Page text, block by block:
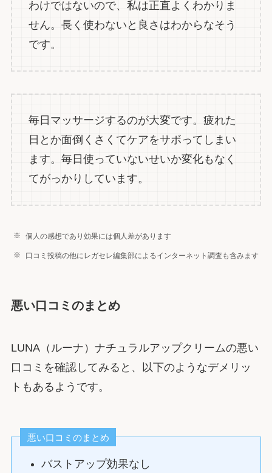
わけではないので、私は正直よくわかりま
せん。長く使わないと良さはわからなそう
です。
毎日マッサージするのが大変です。疲れた
日とか面倒くさくてケアをサボってしまい
ます。毎日使っていないせいか変化もなく
てがっかりしています。
個人の感想であり効果には個人差があります
口コミ投稿の他にレガセレ編集部によるインターネット調査も含みます
悪い口コミのまとめ
LUNA（ルーナ）ナチュラルアップクリームの悪い
口コミを確認してみると、以下のようなデメリッ
トもあるようです。
悪い口コミのまとめ
バストアップ効果なし